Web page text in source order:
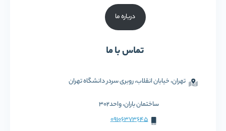
درباره ما
تماس با ما
تهران، خیابان انقلاب، روبری سردر دانشگاه تهران
ساختمان باران، واحد302
09106373645